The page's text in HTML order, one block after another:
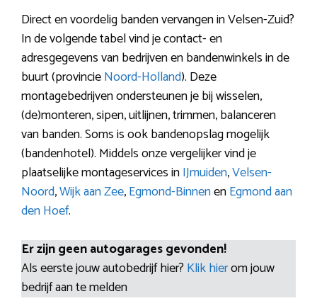
Direct en voordelig banden vervangen in Velsen-Zuid?
In de volgende tabel vind je contact- en
adresgegevens van bedrijven en bandenwinkels in de
buurt (provincieNoord-Holland). Deze
montagebedrijven ondersteunen je bij wisselen,
(de)monteren, sipen, uitlijnen, trimmen, balanceren
van banden. Soms is ook bandenopslag mogelijk
(bandenhotel). Middels onze vergelijker vind je
plaatselijke montageservices inIJmuiden,Velsen-
Noord,Wijk aan Zee,Egmond-BinnenenEgmond aan
den Hoef.
Er zijn geen autogarages gevonden!
Als eerste jouw autobedrijf hier? Klik hierom jouw
bedrijf aan te melden